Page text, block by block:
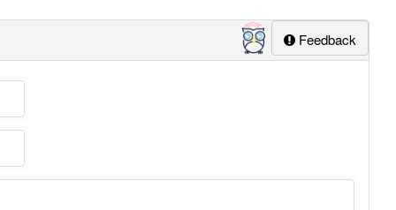
Feedback